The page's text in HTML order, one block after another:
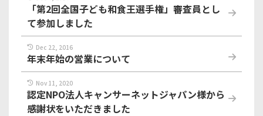
「第2回全国子ども和食王選手権」審査員とし
て参加しました
Dec 22, 2016
年末年始の営業について
Nov 11, 2020
認定NPO法人キャンサーネットジャパン様から
感謝状をいただきました